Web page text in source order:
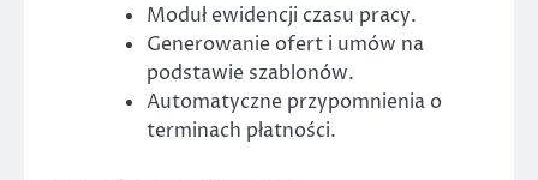
Moduł ewidencji czasu pracy.
Generowanie ofert i umów na
podstawie szablonów.
Automatyczne przypomnienia o
terminach płatności.